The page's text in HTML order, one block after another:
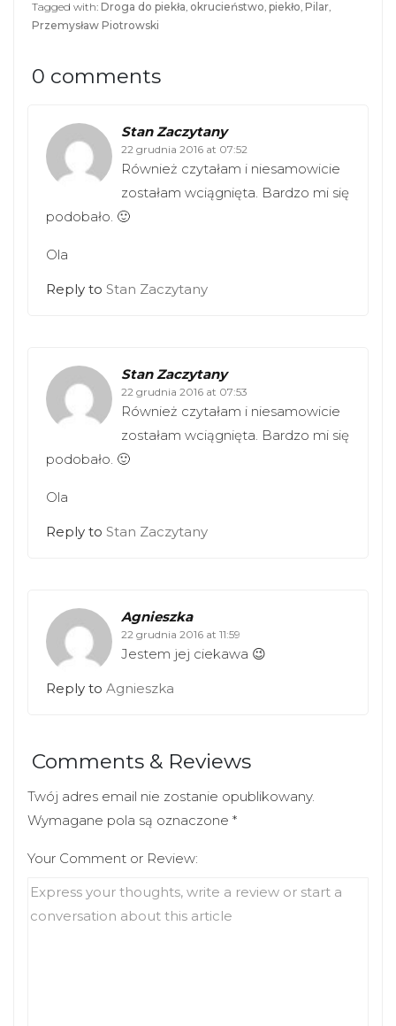
Tagged with: Droga do piekła okrucieństwo piekło Pilar
Przemysław Piotrowski
0 comments
Stan Zaczytany
22 grudnia 2016 at 07:52
Również czytałam i niesamowicie
zostałam wciągnięta. Bardzo mi się
podobało. 🙂
Ola
Reply to Stan Zaczytany
Stan Zaczytany
22 grudnia 2016 at 07:53
Również czytałam i niesamowicie
zostałam wciągnięta. Bardzo mi się
podobało. 🙂
Ola
Reply to Stan Zaczytany
Agnieszka
22 grudnia 2016 at 11:59
Jestem jej ciekawa 😉
Reply to Agnieszka
Comments & Reviews
Twój adres email nie zostanie opublikowany.
Wymagane pola są oznaczone *
Your Comment or Review: